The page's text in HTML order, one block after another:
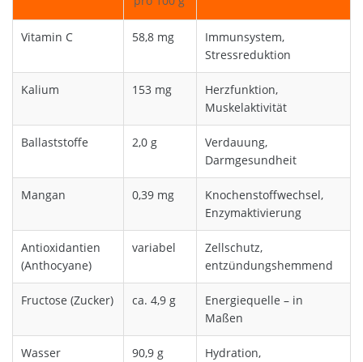
Vitamin C 58,8 mg
Immunsystem,
Stressreduktion
Kalium 153 mg
Herzfunktion,
Muskelaktivität
Ballaststoffe 2,0 g
Verdauung,
Darmgesundheit
Mangan 0,39 mg
Knochenstoffwechsel,
Enzymaktivierung
Antioxidantien
(Anthocyane)
variabel
Zellschutz,
entzündungshemmend
Fructose (Zucker) ca. 4,9 g
Energiequelle – in
Maßen
Wasser 90,9 g
Hydration,